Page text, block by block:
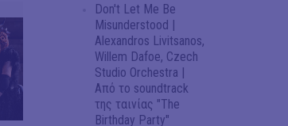
Don't Let Me Be
Misunderstood |
Alexandros Livitsanos,
Willem Dafoe, Czech
Studio Orchestra |
Από το soundtrack
της ταινίας "The
Birthday Party"